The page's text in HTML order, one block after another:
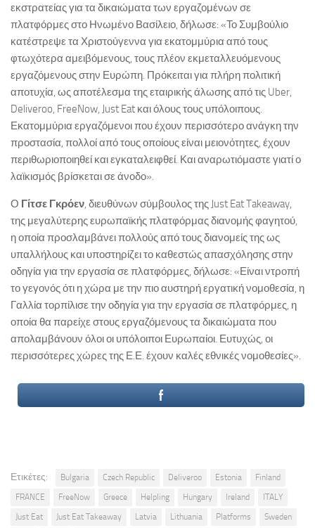
εκστρατείας για τα δικαιώματα των εργαζομένων σε
πλατφόρμες στο Ηνωμένο Βασίλειο, δήλωσε: «Το Συμβούλιο
κατέστρεψε τα Χριστούγεννα για εκατομμύρια από τους
φτωχότερα αμειβόμενους, τους πλέον εκμεταλλευόμενους
εργαζόμενους στην Ευρώπη. Πρόκειται για πλήρη πολιτική
αποτυχία, ως αποτέλεσμα της εταιρικής άλωσης από τις Uber,
Deliveroo, FreeNow, Just Eat και όλους τους υπόλοιπους.
Εκατομμύρια εργαζόμενοι που έχουν περισσότερο ανάγκη την
προστασία, πολλοί από τους οποίους είναι μειονότητες, έχουν
περιθωριοποιηθεί και εγκαταλειφθεί. Και αναρωτιόμαστε γιατί ο
λαϊκισμός βρίσκεται σε άνοδο».
Ο Γίτσε Γκρόεν, διευθύνων σύμβουλος της Just Eat Takeaway,
της μεγαλύτερης ευρωπαϊκής πλατφόρμας διανομής φαγητού,
η οποία προσλαμβάνει πολλούς από τους διανομείς της ως
υπαλλήλους και υποστηρίζει το καθεστώς απασχόλησης στην
οδηγία για την εργασία σε πλατφόρμες, δήλωσε: «Είναι ντροπή
το γεγονός ότι η χώρα με την πιο αυστηρή εργατική νομοθεσία, η
Γαλλία τορπίλισε την οδηγία για την εργασία σε πλατφόρμες, η
οποία θα παρείχε στους εργαζόμενους τα δικαιώματα που
απολαμβάνουν όλοι οι υπόλοιποι Ευρωπαίοι. Ευτυχώς, οι
περισσότερες χώρες της Ε.Ε. έχουν καλές εθνικές νομοθεσίες».
Ετικέτες: Bulgaria Czech Republic Deliveroo Estonia
Finland
FRANCE
FreeNow Greece Helpling Hungary Ireland
ITALY
Just Eat
Just Eat Takeaway Latvia Lithuania Platforms
Sweden